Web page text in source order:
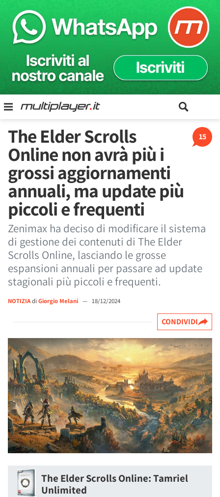
15
The Elder Scrolls
Online non avrà più i
grossi aggiornamenti
annuali, ma update più
piccoli e frequenti
Zenimax ha deciso di modificare il sistema
di gestione dei contenuti di The Elder
Scrolls Online, lasciando le grosse
espansioni annuali per passare ad update
stagionali più piccoli e frequenti.
NOTIZIAdi Giorgio Melani — 18/12/2024
CONDIVIDI
The Elder Scrolls Online: Tamriel
Unlimited